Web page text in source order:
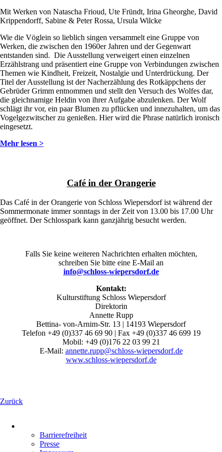
Mit Werken von Natascha Frioud, Ute Fründt, Irina Gheorghe, David
Krippendorff, Sabine & Peter Rossa, Ursula Wilcke
Wie die Vöglein so lieblich singen versammelt eine Gruppe von
Werken, die zwischen den 1960er Jahren und der Gegenwart
entstanden sind. Die Ausstellung verweigert einen einzelnen
Erzählstrang und präsentiert eine Gruppe von Verbindungen zwischen
Themen wie Kindheit, Freizeit, Nostalgie und Unterdrückung. Der
Titel der Ausstellung ist der Nacherzählung des Rotkäppchens der
Gebrüder Grimm entnommen und stellt den Versuch des Wolfes dar,
die gleichnamige Heldin von ihrer Aufgabe abzulenken. Der Wolf
schlägt ihr vor, ein paar Blumen zu pflücken und innezuhalten, um das
Vogelgezwitscher zu genießen. Hier wird die Phrase natürlich ironisch
eingesetzt.
Mehr lesen >
Café in der Orangerie
Das Café in der Orangerie von Schloss Wiepersdorf ist während der
Sommermonate immer sonntags in der Zeit von 13.00 bis 17.00 Uhr
geöffnet. Der Schlosspark kann ganzjährig besucht werden.
Falls Sie keine weiteren Nachrichten erhalten möchten,
schreiben Sie bitte eine E-Mail an
info@schloss-wiepersdorf.de
Kontakt:
Kulturstiftung Schloss Wiepersdorf
Direktorin
Annette Rupp
Bettina- von-Arnim-Str. 13 | 14193 Wiepersdorf
Telefon +49 (0)337 46 69 90 | Fax +49 (0)337 46 699 19
Mobil: +49 (0)176 22 03 99 21
E-Mail: annette.rupp@schloss-wiepersdorf.de
www.schloss-wiepersdorf.de
Zurück
überspringen
Barrierefreiheit
Presse